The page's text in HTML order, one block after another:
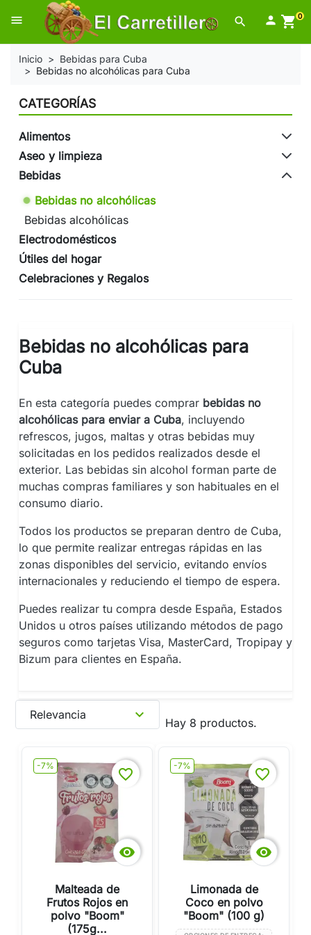
search
menu  shopping_cart0
Inicio
Bebidas para Cuba
Bebidas no alcohólicas para Cuba
CATEGORÍAS
Alimentos
Aseo y limpieza
Bebidas
Bebidas no alcohólicas
Bebidas alcohólicas
Electrodomésticos
Útiles del hogar
Celebraciones y Regalos
Bebidas no alcohólicas para
Cuba
En esta categoría puedes comprar bebidas no
alcohólicas para enviar a Cuba, incluyendo
refrescos, jugos, maltas y otras bebidas muy
solicitadas en los pedidos realizados desde el
exterior. Las bebidas sin alcohol forman parte de
muchas compras familiares y son habituales en el
consumo diario.
Todos los productos se preparan dentro de Cuba,
lo que permite realizar entregas rápidas en las
zonas disponibles del servicio, evitando envíos
internacionales y reduciendo el tiempo de espera.
Puedes realizar tu compra desde España, Estados
Unidos u otros países utilizando métodos de pago
seguros como tarjetas Visa, MasterCard, Tropipay y
Bizum para clientes en España.
Hay 8 productos.
Relevancia expand_more
-7%

favorite_border
Malteada de
Frutos Rojos en
polvo "Boom"
(175g...
-7%

favorite_border
Limonada de
Coco en polvo
"Boom" (100 g)